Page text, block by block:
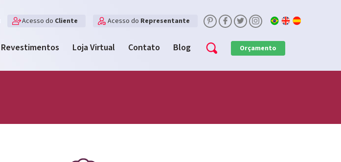
Acesso do Cliente Acesso do Representante
Revestimentos Loja Virtual Contato Blog Orçamento